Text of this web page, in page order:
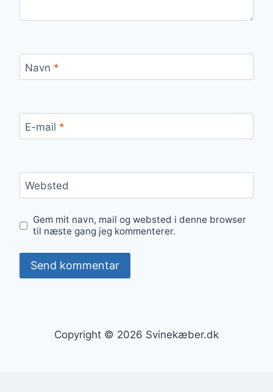
Navn *
E-mail *
Websted
Gem mit navn, mail og websted i denne browser
til næste gang jeg kommenterer.
Copyright © 2026 Svinekæber.dk